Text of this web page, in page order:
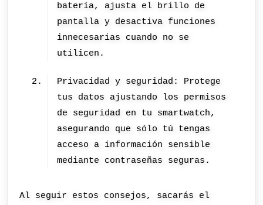
batería, ajusta el brillo de
pantalla y desactiva funciones
innecesarias cuando no se
utilicen.
Privacidad y seguridad: Protege
tus datos ajustando los permisos
de seguridad en tu smartwatch,
asegurando que sólo tú tengas
acceso a información sensible
mediante contraseñas seguras.
Al seguir estos consejos, sacarás el